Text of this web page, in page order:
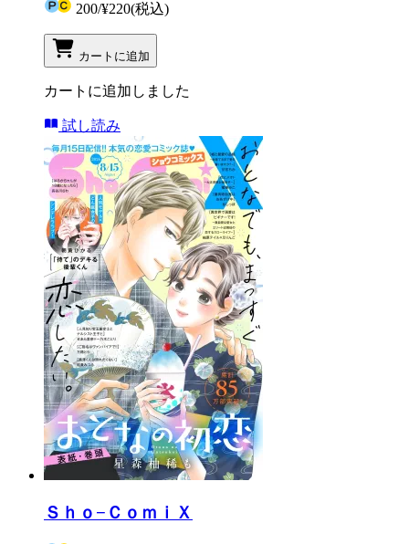
200/¥220(税込)
カートに追加
カートに追加しました
試し読み
Ｓｈｏ−ＣｏｍｉＸ